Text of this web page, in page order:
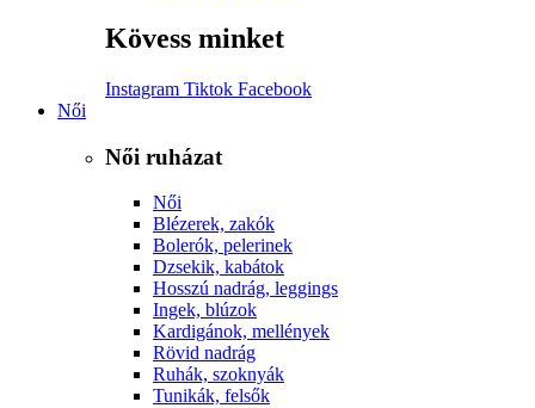
Kövess minket
Instagram Tiktok Facebook
Női
Női ruházat
Női
Blézerek, zakók
Bolerók, pelerinek
Dzsekik, kabátok
Hosszú nadrág, leggings
Ingek, blúzok
Kardigánok, mellények
Rövid nadrág
Ruhák, szoknyák
Tunikák, felsők